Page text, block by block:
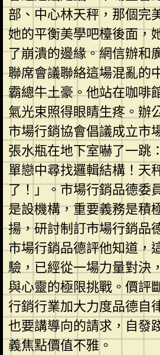
部、中心林天秤，那個完
她的平衡美學吧檯後面，
了崩潰的邊緣。網信辦和
聯席會議聯絡這場混亂的
霸總牛土豪。他站在咖啡
氣光束照得眼睛生疼。辦
市場行銷協會倡議成立市
張水瓶在地下室嚇了一跳
單戀中尋找邏輯結構！天
了！」。市場行銷品德委
是設機構，重要義務是積
揚，研討制訂市場行銷品
市場行銷品德評他知道，
驗，已經從一場力量對決
與心靈的極限挑戰。價評
行銷行業加大力度品德自
也要講導向的請求，自發
義焦點價值不雅。